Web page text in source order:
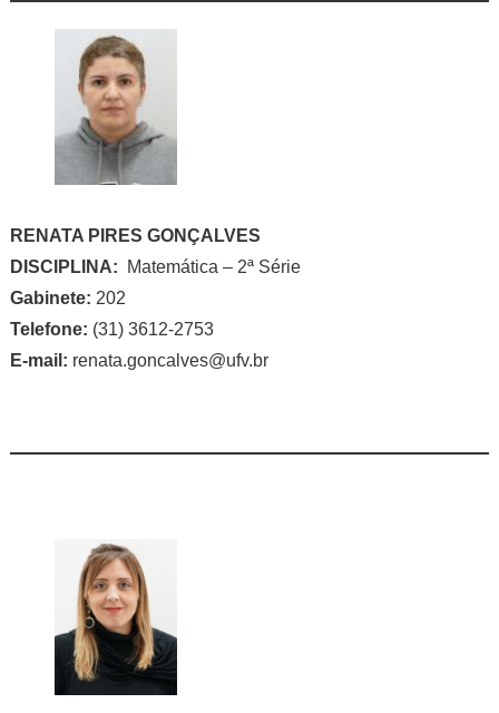
RENATA PIRES GONÇALVES
DISCIPLINA: Matemática – 2ª Série
Gabinete: 202
Telefone: (31) 3612-2753
E-mail: renata.goncalves@ufv.br